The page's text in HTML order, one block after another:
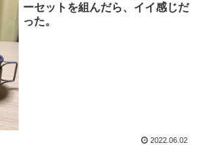
ーセットを組んだら、イイ感じだ
った。
2022.06.02